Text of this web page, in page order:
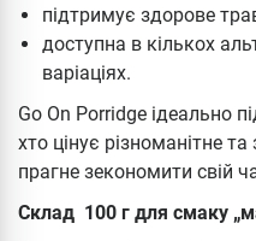
підтримує здорове
доступна в кількох
варіаціях.
Go On Porridge ідеально
хто цінує різноманітне
прагне зекономити свій
Склад 100 г для смаку